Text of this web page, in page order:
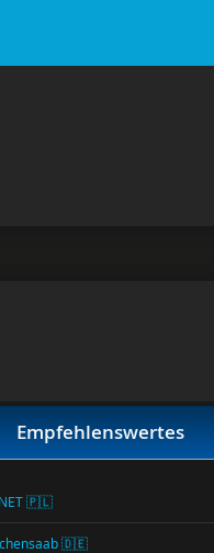
Empfehlenswertes
🇵🇱
🇩🇪